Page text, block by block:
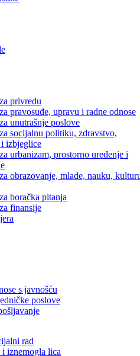
privredu
pravosuđe, upravu i radne odnose
unutrašnje poslove
socijalnu politiku, zdravstvo,
i izbjeglice
urbanizam, prostorno uređenje i
obrazovanje, mlade, nauku,
boračka pitanja
finansije
s javnošću
poslove